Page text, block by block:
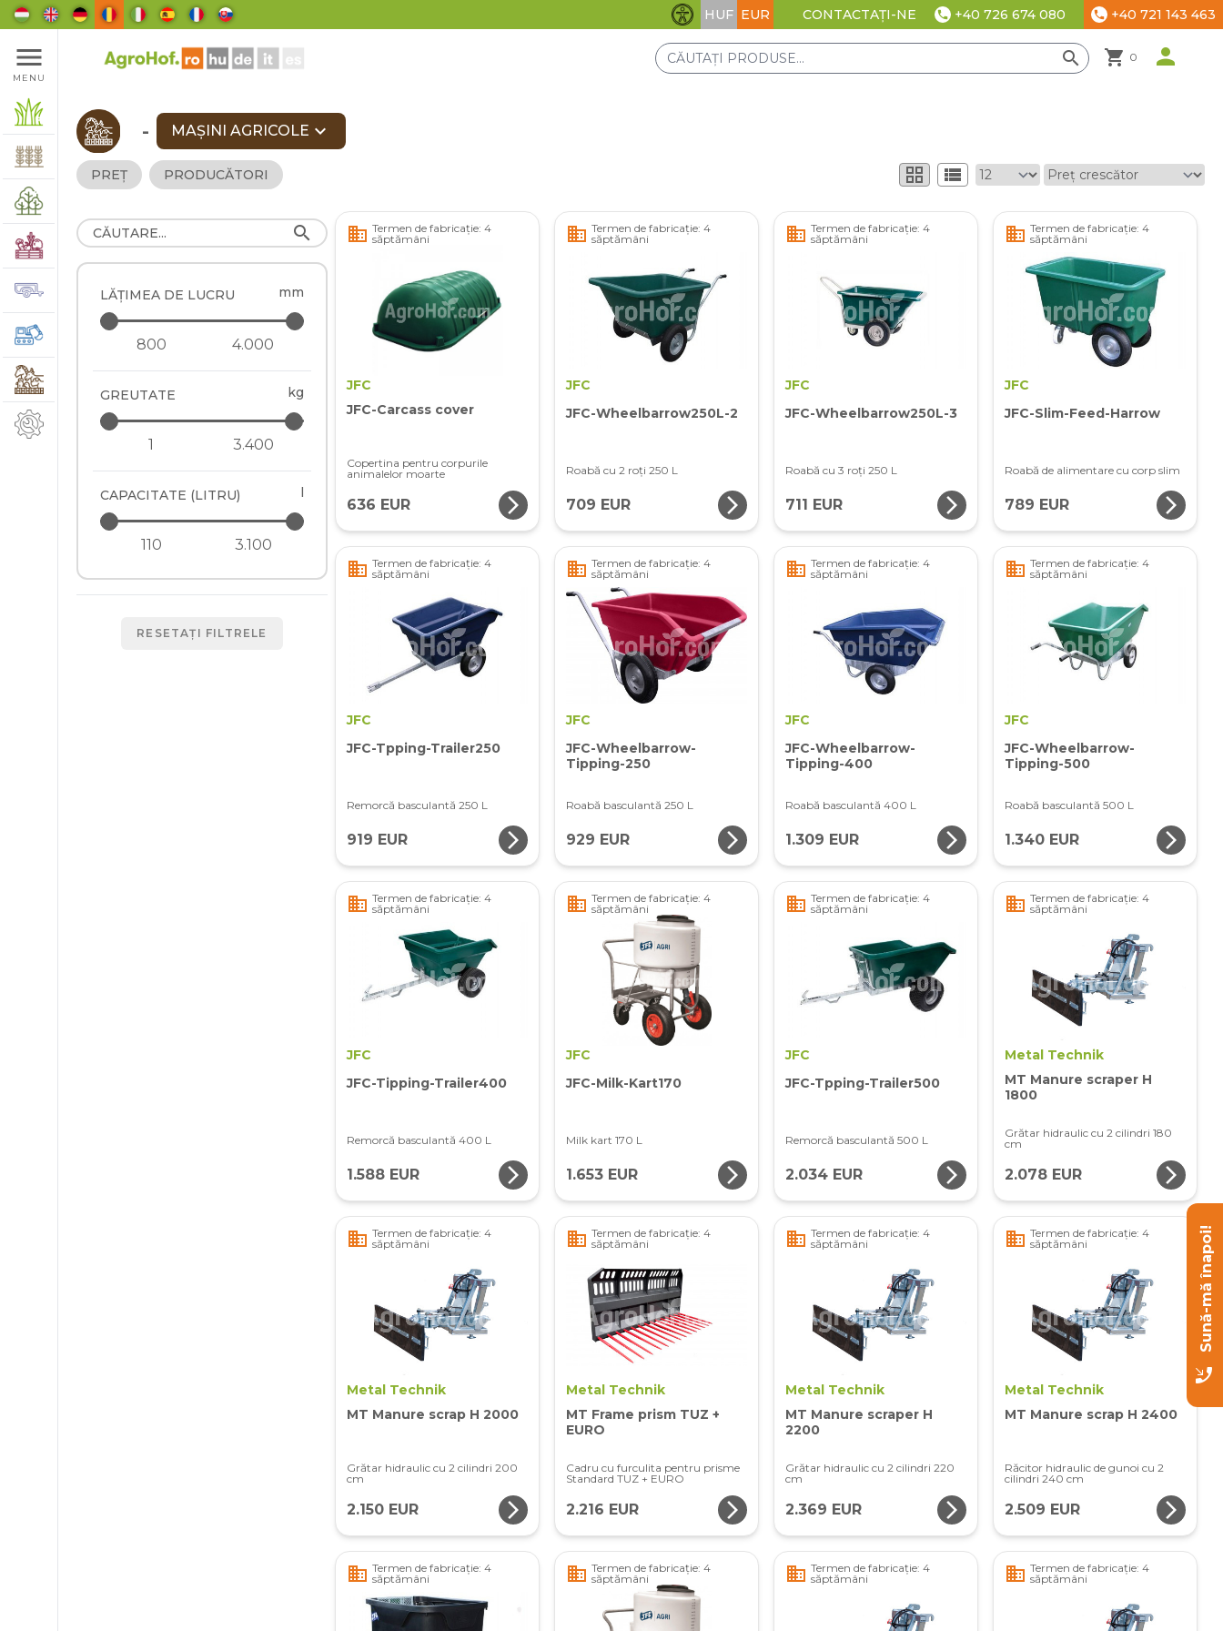
Setări de accesibilitate
HUF EUR CONTACTAȚI-NE phone +40 726 674 080 phone +40 721 143 463
menu
MENU
search shopping_cart 0 person
- MAȘINI AGRICOLE expand_more
PREȚ PRODUCĂTORI grid_view view_list
search
LĂȚIMEA DE LUCRU mm
GREUTATE kg
CAPACITATE (LITRU) l
RESETAȚI FILTRELE
business Termen de fabricație: 4
săptămâni
JFC
JFC-Carcass cover
Copertina pentru corpurile
animalelor moarte
636 EUR arrow_forward_ios
business Termen de fabricație: 4
săptămâni
JFC
JFC-Wheelbarrow250L-2
Roabă cu 2 roți 250 L
709 EUR arrow_forward_ios
business Termen de fabricație: 4
săptămâni
JFC
JFC-Wheelbarrow250L-3
Roabă cu 3 roți 250 L
711 EUR arrow_forward_ios
business Termen de fabricație: 4
săptămâni
JFC
JFC-Slim-Feed-Harrow
Roabă de alimentare cu corp slim
789 EUR arrow_forward_ios
business Termen de fabricație: 4
săptămâni
JFC
JFC-Tpping-Trailer250
Remorcă basculantă 250 L
919 EUR arrow_forward_ios
business Termen de fabricație: 4
săptămâni
JFC
JFC-Wheelbarrow-
Tipping-250
Roabă basculantă 250 L
929 EUR arrow_forward_ios
business Termen de fabricație: 4
săptămâni
JFC
JFC-Wheelbarrow-
Tipping-400
Roabă basculantă 400 L
1.309 EUR arrow_forward_ios
business Termen de fabricație: 4
săptămâni
JFC
JFC-Wheelbarrow-
Tipping-500
Roabă basculantă 500 L
1.340 EUR arrow_forward_ios
business Termen de fabricație: 4
săptămâni
JFC
JFC-Tipping-Trailer400
Remorcă basculantă 400 L
1.588 EUR arrow_forward_ios
business Termen de fabricație: 4
săptămâni
JFC
JFC-Milk-Kart170
Milk kart 170 L
1.653 EUR arrow_forward_ios
business Termen de fabricație: 4
săptămâni
JFC
JFC-Tpping-Trailer500
Remorcă basculantă 500 L
2.034 EUR arrow_forward_ios
business Termen de fabricație: 4
săptămâni
Metal Technik
MT Manure scraper H
1800
Grătar hidraulic cu 2 cilindri 180
cm
2.078 EUR arrow_forward_ios
business Termen de fabricație: 4
săptămâni
Metal Technik
MT Manure scrap H 2000
Grătar hidraulic cu 2 cilindri 200
cm
2.150 EUR arrow_forward_ios
business Termen de fabricație: 4
săptămâni
Metal Technik
MT Frame prism TUZ +
EURO
Cadru cu furculita pentru prisme
Standard TUZ + EURO
2.216 EUR arrow_forward_ios
business Termen de fabricație: 4
săptămâni
Metal Technik
MT Manure scraper H
2200
Grătar hidraulic cu 2 cilindri 220
cm
2.369 EUR arrow_forward_ios
business Termen de fabricație: 4
săptămâni
Metal Technik
MT Manure scrap H 2400
Răcitor hidraulic de gunoi cu 2
cilindri 240 cm
2.509 EUR arrow_forward_ios
business Termen de fabricație: 4
săptămâni
business Termen de fabricație: 4
săptămâni
business Termen de fabricație: 4
săptămâni
business Termen de fabricație: 4
săptămâni
phone_callback
Sună-mă înapoi!